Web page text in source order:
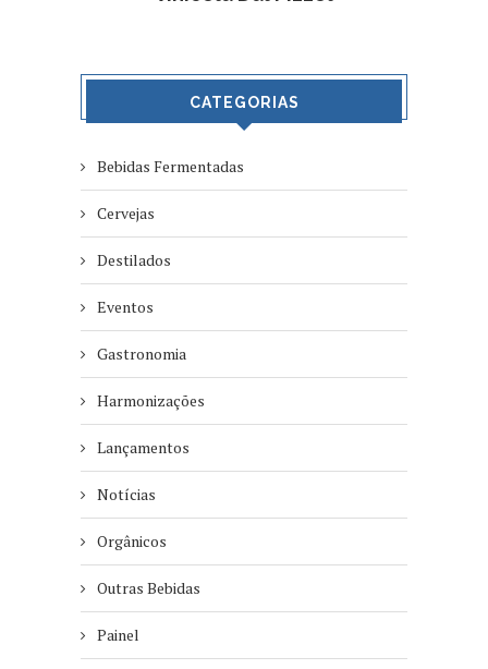
CATEGORIAS
Bebidas Fermentadas
Cervejas
Destilados
Eventos
Gastronomia
Harmonizações
Lançamentos
Notícias
Orgânicos
Outras Bebidas
Painel